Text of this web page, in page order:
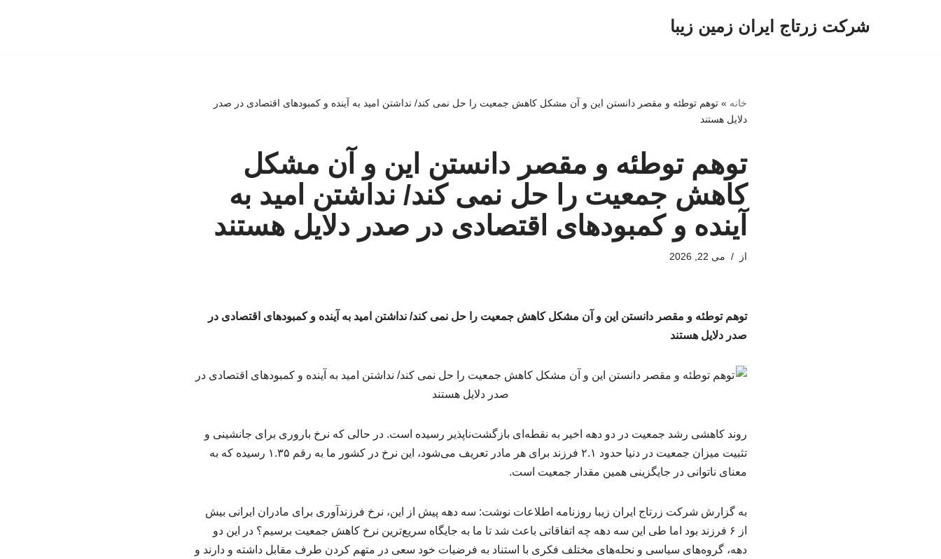
شرکت زرتاج ایران زمین زیبا
خانه »توهم توطئه و مقصر دانستن این و آن مشکل کاهش جمعیت را حل نمی کند/ نداشتن امید به آینده و کمبودهای اقتصادی در صدر
دلایل هستند
توهم توطئه و مقصر دانستن این و آن مشکل
کاهش جمعیت را حل نمی کند/ نداشتن امید به
آینده و کمبودهای اقتصادی در صدر دلایل هستند
از می 22, 2026
توهم توطئه و مقصر دانستن این و آن مشکل کاهش جمعیت را حل نمی کند/ نداشتن امید به آینده و کمبودهای اقتصادی در
صدر دلایل هستند
روند کاهشی رشد جمعیت در دو دهه اخیر به نقطه‌ای بازگشت‌ناپذیر رسیده است. در حالی که نرخ باروری برای جانشینی و
تثبیت میزان جمعیت در دنیا حدود ۲.۱ فرزند برای هر مادر تعریف می‌شود، این نرخ در کشور ما به رقم ۱.۳۵ رسیده که به
معنای ناتوانی در جایگزینی همین مقدار جمعیت است.
به گزارش شرکت زرتاج ایران زیبا روزنامه اطلاعات نوشت: سه دهه پیش از این، نرخ فرزندآوری برای مادران ایرانی بیش
از ۶ فرزند بود اما طی این سه دهه چه اتفاقاتی باعث شد تا ما به جایگاه سریع‌ترین نرخ کاهش جمعیت برسیم؟ در این دو
دهه، گروه‌های سیاسی و نحله‌های مختلف فکری با استناد به فرضیات خود سعی در متهم کردن طرف مقابل داشته و دارند و